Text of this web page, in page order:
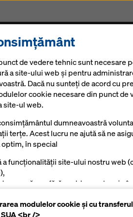
Soluții Digitale
de vedere tehnic sunt necesare
a site-ului web și pentru
Dacă nu sunteți de acord cu
cookie necesare din punct de
site-ul web.
dumneavoastră
terțe. Acest lucru ne ajută să ne
în special
funcționalității site-ului nostru web
cumpărare fără probleme atunci
pentru dumneavoastră ca
modulelor cookie și cu
<br />